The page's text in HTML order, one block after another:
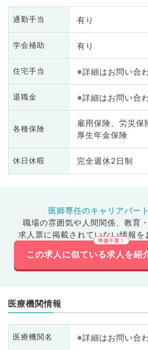
通勤手当 有り
学会補助 有り
住宅手当 ※詳細はお問い合
退職金 ※詳細はお問い合
各種保険
雇用保険、労災保
厚生年金保険
休日休暇 完全週休2日制
医師専任のキャリアパー
職場の雰囲気や人間関係、 教育
求人票に掲載されていない情報を
この求人に似ている求人を紹
医療機関情報
医療機関名 ※詳細はお問い合